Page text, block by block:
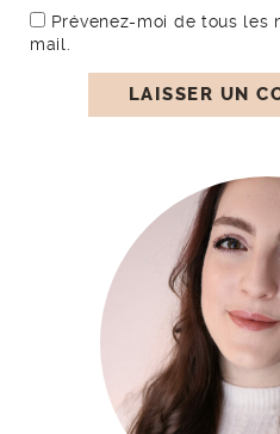
Prévenez-moi de tous les
mail.